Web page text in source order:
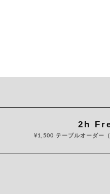
2h
¥1,500 テーブルオーダー